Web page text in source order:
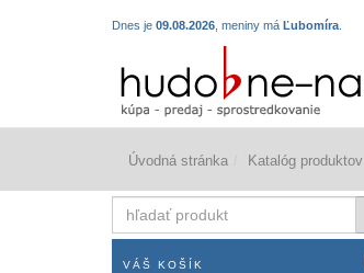
Dnes je 09.08.2026 , meniny má Ľubomíra
Úvodná stránka Katalóg produktov
produkt
VÁŠ KOŠÍK